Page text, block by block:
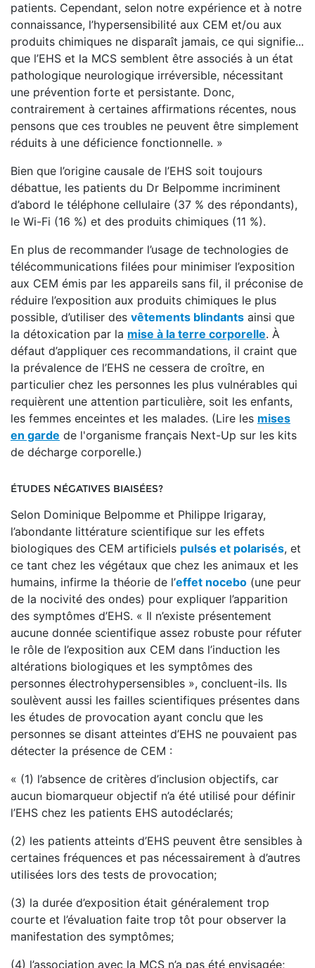
patients. Cependant, selon notre expérience et à notre
connaissance, l’hypersensibilité aux CEM et/ou aux
produits chimiques ne disparaît jamais, ce qui signifie...
que l’EHS et la MCS semblent être associés à un état
pathologique neurologique irréversible, nécessitant
une prévention forte et persistante. Donc,
contrairement à certaines affirmations récentes, nous
pensons que ces troubles ne peuvent être simplement
réduits à une déficience fonctionnelle. »
Bien que l’origine causale de l’EHS soit toujours
débattue, les patients du Dr Belpomme incriminent
d’abord le téléphone cellulaire (37 % des répondants),
le Wi-Fi (16 %) et des produits chimiques (11 %).
En plus de recommander l’usage de technologies de
télécommunications filées pour minimiser l’exposition
aux CEM émis par les appareils sans fil, il préconise de
réduire l’exposition aux produits chimiques le plus
possible, d’utiliser des vêtements blindants ainsi que
la détoxication par la mise à la terre corporelle. À
défaut d’appliquer ces recommandations, il craint que
la prévalence de l’EHS ne cessera de croître, en
particulier chez les personnes les plus vulnérables qui
requièrent une attention particulière, soit les enfants,
les femmes enceintes et les malades. (Lire les mises
en garde de l'organisme français Next-Up sur les kits
de décharge corporelle.)
ÉTUDES NÉGATIVES BIAISÉES?
Selon Dominique Belpomme et Philippe Irigaray,
l’abondante littérature scientifique sur les effets
biologiques des CEM artificiels pulsés et polarisés, et
ce tant chez les végétaux que chez les animaux et les
humains, infirme la théorie de l’effet nocebo (une peur
de la nocivité des ondes) pour expliquer l’apparition
des symptômes d’EHS. « Il n’existe présentement
aucune donnée scientifique assez robuste pour réfuter
le rôle de l’exposition aux CEM dans l’induction les
altérations biologiques et les symptômes des
personnes électrohypersensibles », concluent-ils. Ils
soulèvent aussi les failles scientifiques présentes dans
les études de provocation ayant conclu que les
personnes se disant atteintes d’EHS ne pouvaient pas
détecter la présence de CEM :
« (1) l’absence de critères d’inclusion objectifs, car
aucun biomarqueur objectif n’a été utilisé pour définir
l’EHS chez les patients EHS autodéclarés;
(2) les patients atteints d’EHS peuvent être sensibles à
certaines fréquences et pas nécessairement à d’autres
utilisées lors des tests de provocation;
(3) la durée d’exposition était généralement trop
courte et l’évaluation faite trop tôt pour observer la
manifestation des symptômes;
(4) l’association avec la MCS n’a pas été envisagée;